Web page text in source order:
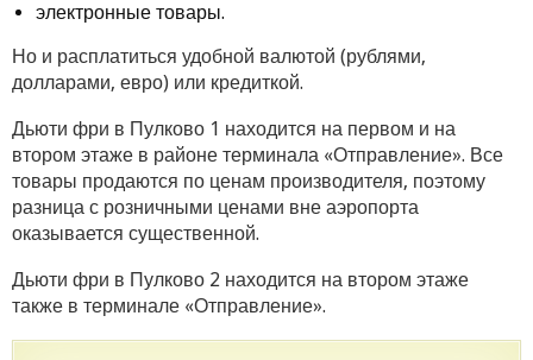
электронные товары.
Но и расплатиться удобной валютой (рублями,
долларами, евро) или кредиткой.
Дьюти фри в Пулково 1 находится на первом и на
втором этаже в районе терминала «Отправление». Все
товары продаются по ценам производителя, поэтому
разница с розничными ценами вне аэропорта
оказывается существенной.
Дьюти фри в Пулково 2 находится на втором этаже
также в терминале «Отправление».